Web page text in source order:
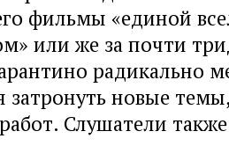
фильмы «единой
или же за почти
радикально
затронуть новые
Слушатели